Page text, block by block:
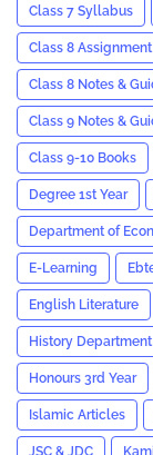
Class 7 Syllabus
Class 8
Class 8 Notes &
Class 9 Notes &
Class 9-10 Books
Degree 1st Year
Department of
E-Learning
English Literature
History Department
Honours 3rd Year
Islamic Articles
JSC & JDC